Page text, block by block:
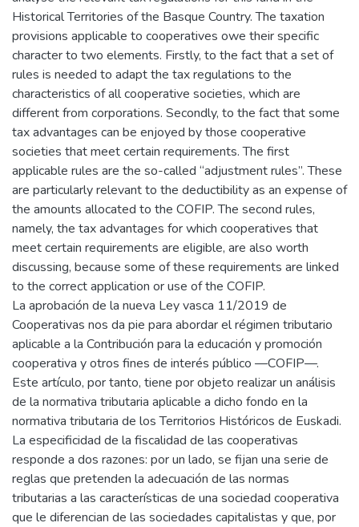
Historical Territories of the Basque Country. The taxation
provisions applicable to cooperatives owe their specific
character to two elements. Firstly, to the fact that a set of
rules is needed to adapt the tax regulations to the
characteristics of all cooperative societies, which are
different from corporations. Secondly, to the fact that some
tax advantages can be enjoyed by those cooperative
societies that meet certain requirements. The first
applicable rules are the so-called “adjustment rules”. These
are particularly relevant to the deductibility as an expense of
the amounts allocated to the COFIP. The second rules,
namely, the tax advantages for which cooperatives that
meet certain requirements are eligible, are also worth
discussing, because some of these requirements are linked
to the correct application or use of the COFIP.
La aprobación de la nueva Ley vasca 11/2019 de
Cooperativas nos da pie para abordar el régimen tributario
aplicable a la Contribución para la educación y promoción
cooperativa y otros fines de interés público —COFIP—.
Este artículo, por tanto, tiene por objeto realizar un análisis
de la normativa tributaria aplicable a dicho fondo en la
normativa tributaria de los Territorios Históricos de Euskadi.
La especificidad de la fiscalidad de las cooperativas
responde a dos razones: por un lado, se fijan una serie de
reglas que pretenden la adecuación de las normas
tributarias a las características de una sociedad cooperativa
que le diferencian de las sociedades capitalistas y que, por